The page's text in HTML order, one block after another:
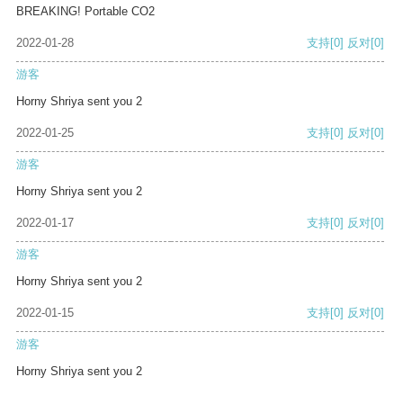
BREAKING! Portable CO2
2022-01-28 支持[0] 反对[0]
游客
Horny Shriya sent you 2
2022-01-25 支持[0] 反对[0]
游客
Horny Shriya sent you 2
2022-01-17 支持[0] 反对[0]
游客
Horny Shriya sent you 2
2022-01-15 支持[0] 反对[0]
游客
Horny Shriya sent you 2